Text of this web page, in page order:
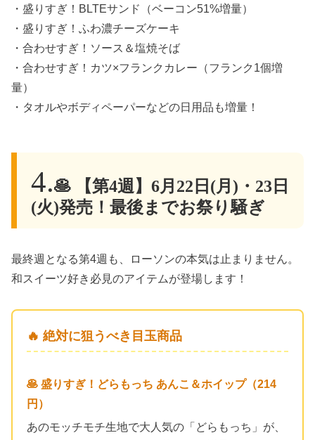
・盛りすぎ！BLTEサンド（ベーコン51%増量）
・盛りすぎ！ふわ濃チーズケーキ
・合わせすぎ！ソース＆塩焼そば
・合わせすぎ！カツ×フランクカレー（フランク1個増
量）
・タオルやボディペーパーなどの日用品も増量！
🥞 【第4週】6月22日(月)・23日
(火)発売！最後までお祭り騒ぎ
最終週となる第4週も、ローソンの本気は止まりません。
和スイーツ好き必見のアイテムが登場します！
🔥 絶対に狙うべき目玉商品
🥞 盛りすぎ！どらもっち あんこ＆ホイップ（214
円）
あのモッチモチ生地で大人気の「どらもっち」が、